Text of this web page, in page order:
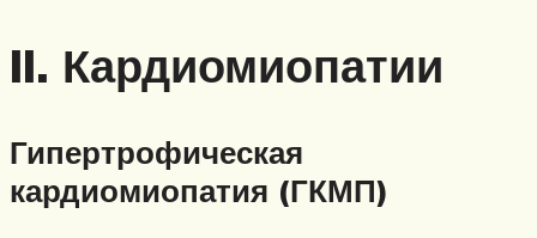
II. Кардиомиопатии
Гипертрофическая
кардиомиопатия (ГКМП)